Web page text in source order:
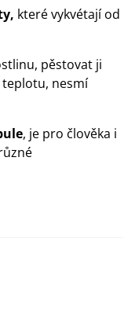
které vykvétají od
pěstovat ji
teplotu, nesmí
, je pro člověka i